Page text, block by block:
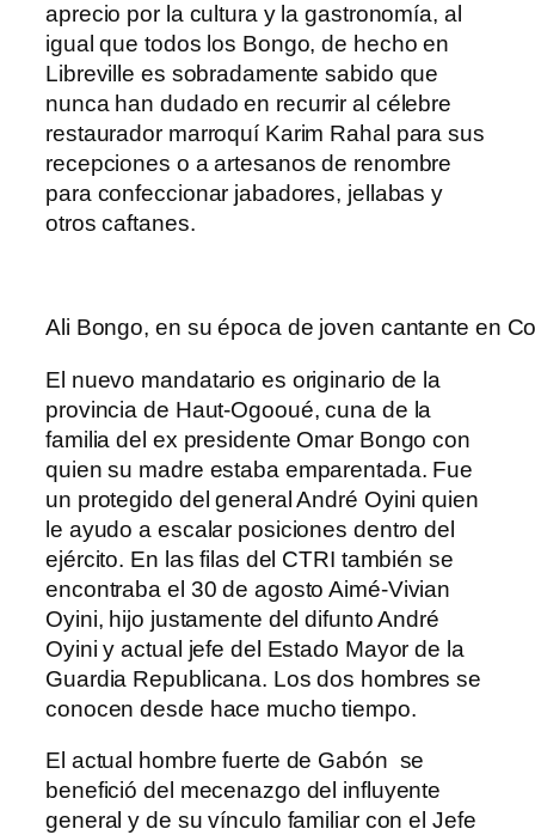
aprecio por la cultura y la gastronomía, al
igual que todos los Bongo, de hecho en
Libreville es sobradamente sabido que
nunca han dudado en recurrir al célebre
restaurador marroquí Karim Rahal para sus
recepciones o a artesanos de renombre
para confeccionar jabadores, jellabas y
otros caftanes.
Ali Bongo, en su época de joven cantante en
El nuevo mandatario es originario de la
provincia de Haut-Ogooué, cuna de la
familia del ex presidente Omar Bongo con
quien su madre estaba emparentada. Fue
un protegido del general André Oyini quien
le ayudo a escalar posiciones dentro del
ejército. En las filas del CTRI también se
encontraba el 30 de agosto Aimé-Vivian
Oyini, hijo justamente del difunto André
Oyini y actual jefe del Estado Mayor de la
Guardia Republicana. Los dos hombres se
conocen desde hace mucho tiempo.
El actual hombre fuerte de Gabón se
benefició del mecenazgo del influyente
general y de su vínculo familiar con el Jefe